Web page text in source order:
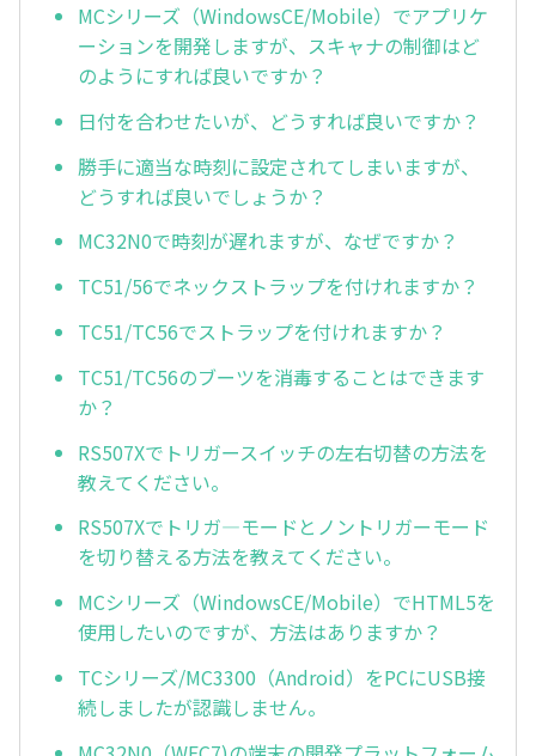
MCシリーズ（WindowsCE/Mobile）でアプリケ
ーションを開発しますが、スキャナの制御はど
のようにすれば良いですか？
日付を合わせたいが、どうすれば良いですか？
勝手に適当な時刻に設定されてしまいますが、
どうすれば良いでしょうか？
MC32N0で時刻が遅れますが、なぜですか？
TC51/56でネックストラップを付けれますか？
TC51/TC56でストラップを付けれますか？
TC51/TC56のブーツを消毒することはできます
か？
RS507Xでトリガースイッチの左右切替の方法を
教えてください。
RS507Xでトリガ—モードとノントリガーモード
を切り替える方法を教えてください。
MCシリーズ（WindowsCE/Mobile）でHTML5を
使用したいのですが、方法はありますか？
TCシリーズ/MC3300（Android）をPCにUSB接
続しましたが認識しません。